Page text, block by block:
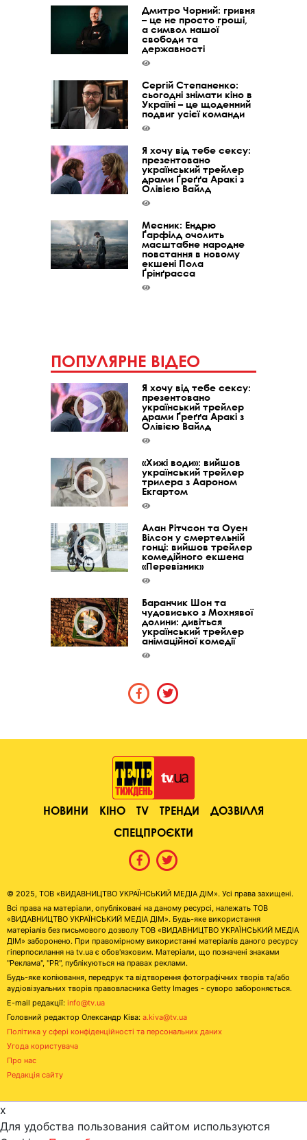
Дмитро Чорний: гривня
– це не просто гроші,
а символ нашої
свободи та
державності
Сергій Степаненко:
сьогодні знімати кіно в
Україні – це щоденний
подвиг усієї команди
Я хочу від тебе сексу:
презентовано
український трейлер
драми Ґреґґа Аракі з
Олівією Вайлд
Месник: Ендрю
Ґарфілд очолить
масштабне народне
повстання в новому
екшені Пола
Ґрінґрасса
ПОПУЛЯРНЕ ВІДЕО
Я хочу від тебе сексу:
презентовано
український трейлер
драми Ґреґґа Аракі з
Олівією Вайлд
«Хижі води»: вийшов
український трейлер
трилера з Аароном
Екгартом
Алан Рітчсон та Оуен
Вілсон у смертельній
гонці: вийшов трейлер
комедійного екшена
«Перевізник»
Баранчик Шон та
чудовисько з Мохнявої
долини: дивіться
український трейлер
анімаційної комедії
НОВИНИ КІНО TV ТРЕНДИ
ДОЗВІЛЛЯ
СПЕЦПРОЄКТИ
© 2025, ТОВ «ВИДАВНИЦТВО УКРАЇНСЬКИЙ МЕДІА ДІМ». Усі права захищені.
Всі права на матеріали, опубліковані на даному ресурсі, належать ТОВ
«ВИДАВНИЦТВО УКРАЇНСЬКИЙ МЕДІА ДІМ». Будь-яке використання
матеріалів без письмового дозволу ТОВ «ВИДАВНИЦТВО УКРАЇНСЬКИЙ МЕДІА
ДІМ» заборонено. При правомірному використанні матеріалів даного ресурсу
гіперпосилання на tv.ua є обов'язковим. Матеріали, що позначені знаками
"Реклама", "PR", публікуються на правах реклами.
Будь-яке копіювання, передрук та відтворення фотографічних творів та/або
аудіовізуальних творів правовласника Getty Images - суворо забороняється.
E-mail редакції: info@tv.ua
Головний редактор Олександр Ківа: a.kiva@tv.ua
Політика у сфері конфіденційності та персональних даних
Угода користувача
Про нас
Редакція сайту
x
Для удобства пользования сайтом используются